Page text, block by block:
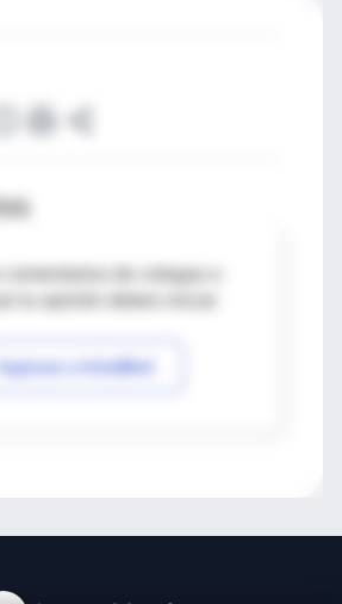
comentarios de colegas o
Ingresar a IntraMed